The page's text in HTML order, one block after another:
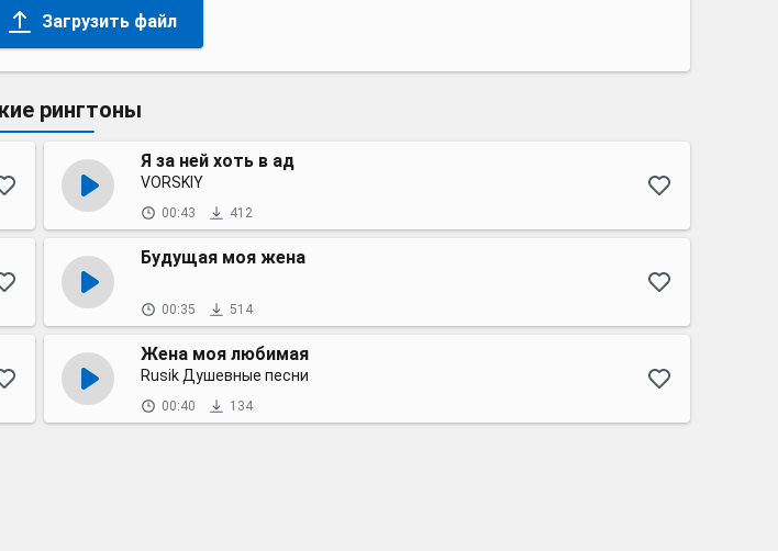
Загрузить файл
рингтоны
Я за ней хоть в ад
VORSKIY
00:43 412
Будущая моя жена
00:35 514
Жена моя любимая
Rusik Душевные песни
00:40 134